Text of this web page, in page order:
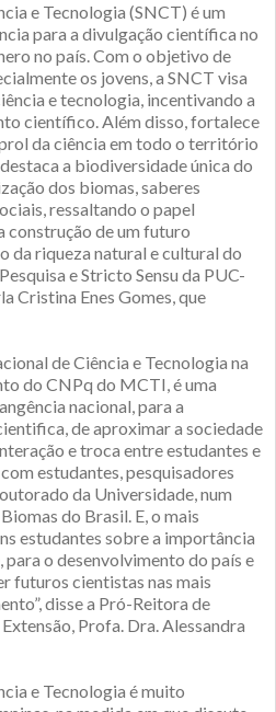
e Tecnologia (SNCT) é um
para a divulgação científica no
no país. Com o objetivo de
os jovens, a SNCT visa
e tecnologia, incentivando a
científico. Além disso, fortalece
da ciência em todo o território
a biodiversidade única do
dos biomas, saberes
ressaltando o papel
construção de um futuro
da riqueza natural e cultural do
e Stricto Sensu da PUC-
Cristina Enes Gomes, que
de Ciência e Tecnologia na
do CNPq do MCTI, é uma
nacional, para a
de aproximar a sociedade
e troca entre estudantes e
estudantes, pesquisadores
da Universidade, num
do Brasil. E, o mais
estudantes sobre a importância
para o desenvolvimento do país e
futuros cientistas nas mais
disse a Pró-Reitora de
Profa. Dra. Alessandra
e Tecnologia é muito